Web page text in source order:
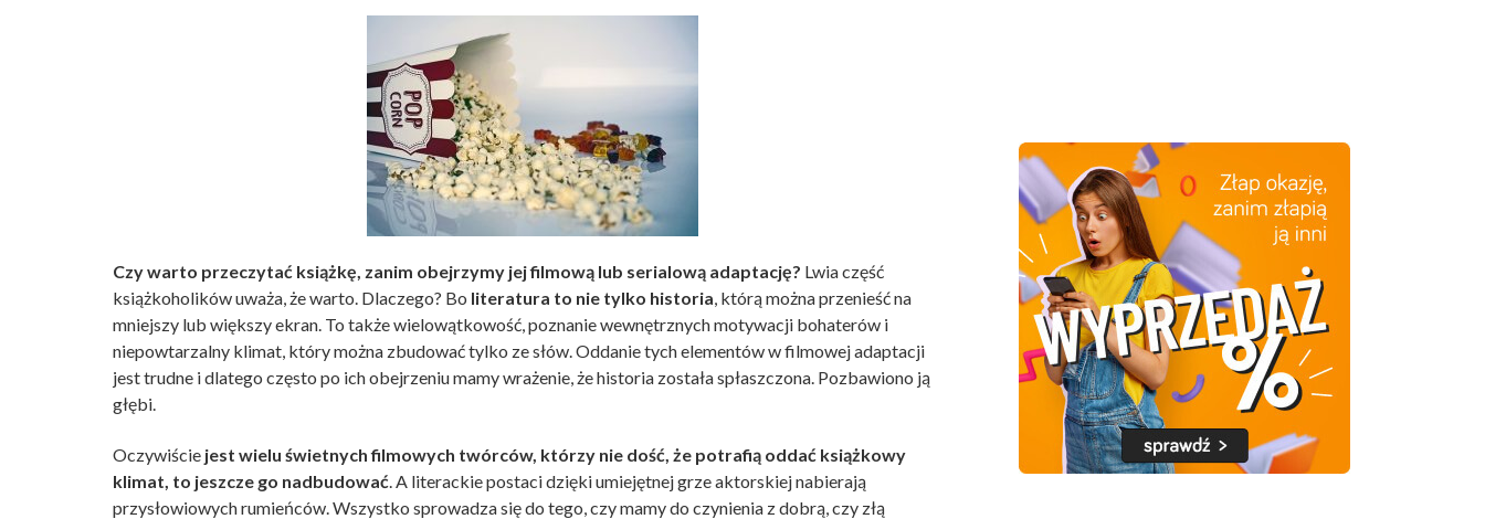
Czy warto przeczytać książkę, zanim obejrzymy jej filmową lub serialową adaptację? Lwia część
książkoholików uważa, że warto. Dlaczego? Bo literatura to nie tylko historia, którą można przenieść na
mniejszy lub większy ekran. To także wielowątkowość, poznanie wewnętrznych motywacji bohaterów i
niepowtarzalny klimat, który można zbudować tylko ze słów. Oddanie tych elementów w filmowej adaptacji
jest trudne i dlatego często po ich obejrzeniu mamy wrażenie, że historia została spłaszczona. Pozbawiono ją
głębi.
Oczywiście jest wielu świetnych filmowych twórców, którzy nie dość, że potrafią oddać książkowy
klimat, to jeszcze go nadbudować. A literackie postaci dzięki umiejętnej grze aktorskiej nabierają
przysłowiowych rumieńców. Wszystko sprowadza się do tego, czy mamy do czynienia z dobrą, czy złą